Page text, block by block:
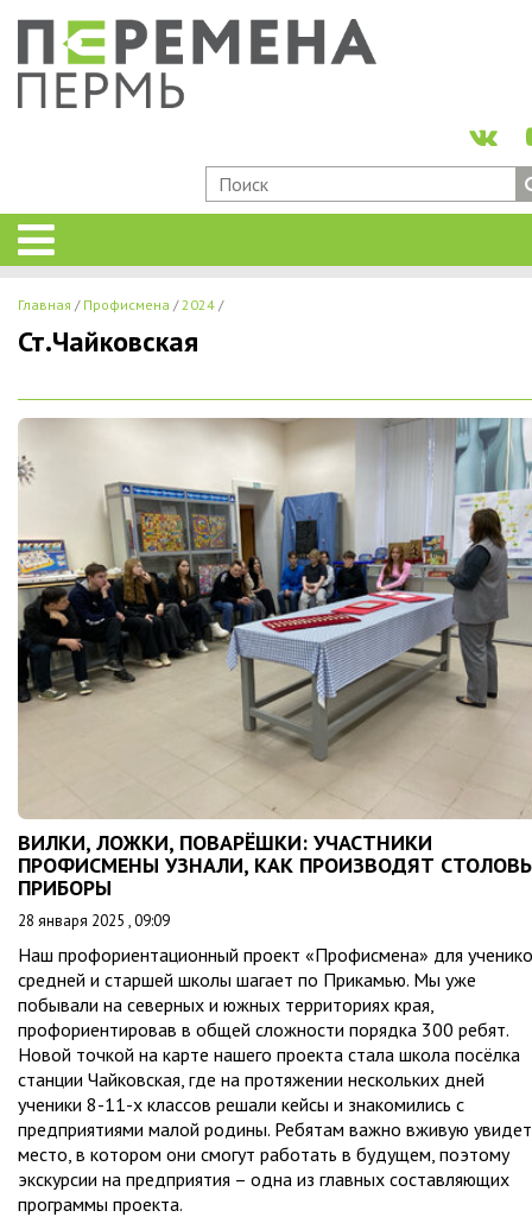
Главная Профисмена 2024
Ст.Чайковская
ВИЛКИ, ЛОЖКИ, ПОВАРЁШКИ: УЧАСТНИКИ
ПРОФИСМЕНЫ УЗНАЛИ, КАК ПРОИЗВОДЯТ
ПРИБОРЫ
28 января 2025 , 09:09
Наш профориентационный проект «Профисмена» для
средней и старшей школы шагает по Прикамью. Мы уже
побывали на северных и южных территориях края,
профориентировав в общей сложности порядка 300 ребят.
Новой точкой на карте нашего проекта стала школа посёлка
станции Чайковская, где на протяжении нескольких дней
ученики 8-11-х классов решали кейсы и знакомились с
предприятиями малой родины. Ребятам важно вживую
место, в котором они смогут работать в будущем, поэтому
экскурсии на предприятия – одна из главных составляющих
программы проекта.